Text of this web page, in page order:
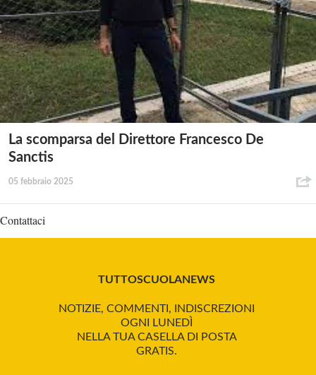
La scomparsa del Direttore Francesco De
Sanctis
05 febbraio 2025
Contattaci
TUTTOSCUOLANEWS
NOTIZIE, COMMENTI, INDISCREZIONI
OGNI LUNEDÌ
NELLA TUA CASELLA DI POSTA
GRATIS.